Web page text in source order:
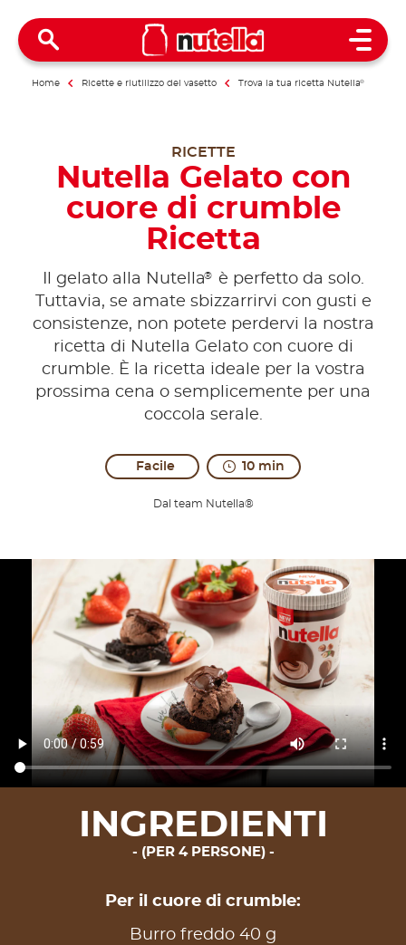
Open
Home Ricette e riutilizzo del vasetto Trova la tua ricetta Nutella®
RICETTE
Nutella Gelato con
cuore di crumble
Ricetta
Il gelato alla Nutella®
è perfetto da solo.
Tuttavia, se amate sbizzarrirvi con gusti e
consistenze, non potete perdervi la nostra
ricetta di Nutella Gelato con cuore di
crumble. È la ricetta ideale per la vostra
prossima cena o semplicemente per una
coccola serale.
Facile 10 min
Dal team Nutella®
INGREDIENTI
(PER 4 PERSONE)
Per il cuore di crumble:
Burro freddo 40 g